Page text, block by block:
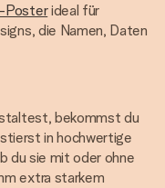
Posterideal für
die Namen, Daten
bekommst du
in hochwertige
du sie mit oder ohne
extra starkem